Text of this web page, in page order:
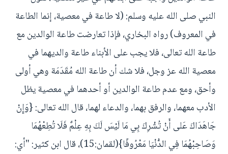
النبي صلى الله عليه وسلم: (لا طاعة في معصية، إنما الطاعة
في المعروف) رواه البخاري، فإذا تعارضت طاعة الوالدين مع
طاعة الله تعالى، فلا يجب على الأبناء طاعة والديهما في
معصية الله عز وجل، فلا شك أن طاعة الله مُقَدَمَة وهي أولى
وأحق، ومع عدم طاعة الوالدين أو أحدهما في معصية يظل
الأدب معهما، والرفق بهما، والدعاء لهما، قال الله تعالى: {وَإِنْ
جَاهَدَاكَ عَلى أَنْ تُشْرِكَ بِي مَا لَيْسَ لَكَ بِهِ عِلْمٌ فَلَا تُطِعْهُمَا
وَصَاحِبْهُمَا فِي الدُّنْيَا مَعْرُوفًا}(لقمان:15)، قال ابن كثير: "أي: